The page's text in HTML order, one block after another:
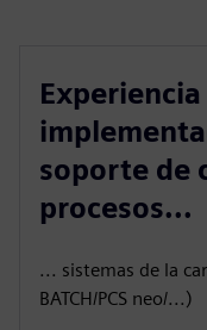
soporte de
procesos...
... sistemas de la
BATCH/PCS neo/...)